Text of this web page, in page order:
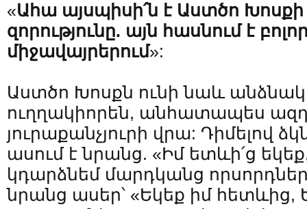
«Ահա այսպիսի՛ն է Աստծո Խոսքի
զորությունը. այն հասնում է
միջավայրերում»:
Աստծո Խոսքն ունի նաև
ուղղակիորեն, անհատապես
յուրաքանչյուրի վրա: Դիմելով
ասում է նրանց. «Իմ ետևի՛ց
կդարձնեմ մարդկանց
նրանց ասեր՝ «Եկեք իմ հետևից,